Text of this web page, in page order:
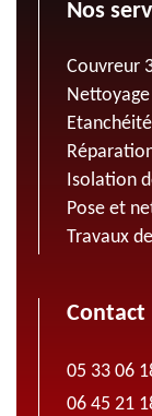
Nos
Couvreur
Isolation
Pose et
Travaux
Contact
05 33 06
06 45 21